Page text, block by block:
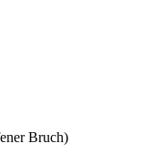
Bruch)